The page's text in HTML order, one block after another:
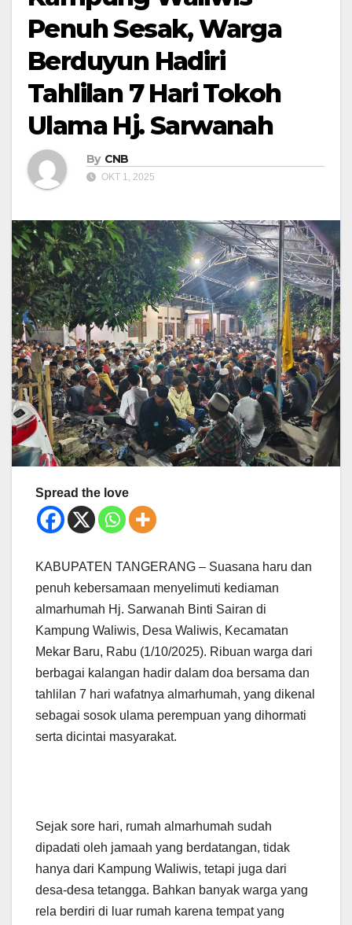
Penuh Sesak, Warga
Berduyun Hadiri
Tahlilan 7 Hari Tokoh
Ulama Hj. Sarwanah
By CNB
OKT 1, 2025
Spread the love
KABUPATEN TANGERANG – Suasana haru dan
penuh kebersamaan menyelimuti kediaman
almarhumah Hj. Sarwanah Binti Sairan di
Kampung Waliwis, Desa Waliwis, Kecamatan
Mekar Baru, Rabu (1/10/2025). Ribuan warga dari
berbagai kalangan hadir dalam doa bersama dan
tahlilan 7 hari wafatnya almarhumah, yang dikenal
sebagai sosok ulama perempuan yang dihormati
serta dicintai masyarakat.
Sejak sore hari, rumah almarhumah sudah
dipadati oleh jamaah yang berdatangan, tidak
hanya dari Kampung Waliwis, tetapi juga dari
desa-desa tetangga. Bahkan banyak warga yang
rela berdiri di luar rumah karena tempat yang